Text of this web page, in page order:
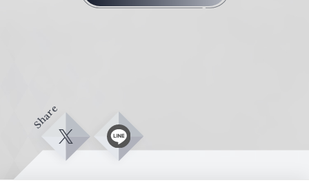
Share
X L